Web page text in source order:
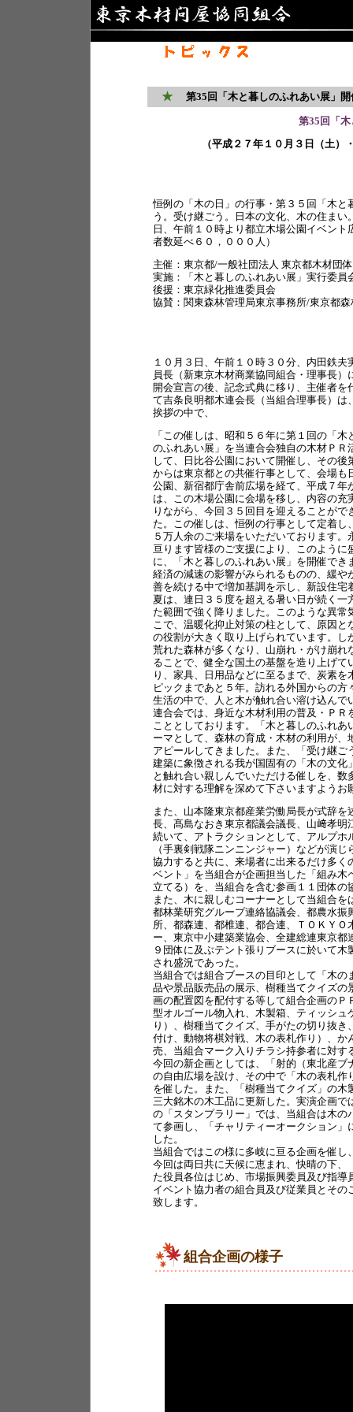
★ 第35回「木と暮しのふれあい展」開
第35回「
（平成２７年１０月３日（土
恒例の「木の日」の行事・第３５回「木
う。受け継ごう。日本の文化、木の住ま
日、午前１０時より都立木場公園イベン
者数延べ６０，０００人）
主催：東京都/一般社団法人 東京都木材団
実施：「木と暮しのふれあい展」実行委員
後援：東京緑化推進委員会
協賛：関東森林管理局東京事務所/東京都
１０月３日、午前１０時３０分、内田鉄夫
員長（新東京木材商業協同組合・理事長）
開会宣言の後、記念式典に移り、主催者を
て吉条良明都木連会長（当組合理事長）は
挨拶の中で、
「この催しは、昭和５６年に第１回の「木
のふれあい展」を当連合会独自の木材ＰＲ
して、日比谷公園において開催し、その後
からは東京都との共催行事として、会場も
公園、新宿都庁舎前広場を経て、平成７年
は、この木場公園に会場を移し、内容の充
りながら、今回３５回目を迎えることがで
た。この催しは、恒例の行事として定着し
５万人余のご来場をいただいております。
亘ります皆様のご支援により、このように
に、「木と暮しのふれあい展」を開催で
経済の減速の影響がみられるものの、緩
善を続ける中で増加基調を示し、新設住
夏は、連日３５度を超える暑い日が続く
た範囲で強く降りました。このような異
こで、温暖化抑止対策の柱として、原因
の役割が大きく取り上げられています。
荒れた森林が多くなり、山崩れ・がけ崩
ることで、健全な国土の基盤を造り上げ
り、家具、日用品などに至るまで、炭素
ピックまであと５年。訪れる外国からの
生活の中で、人と木が触れ合い溶け込ん
連合会では、身近な木材利用の普及・Ｐ
こととしております。「木と暮しのふれ
ーマとして、森林の育成・木材の利用が
アピールしてきました。また、「受け継
建築に象徴される我が国固有の「木の文
と触れ合い親しんでいただける催しを、
材に対する理解を深めて下さいますようお
また、山本隆東京都産業労働局長が式辞
長、髙島なおき東京都議会議長、山﨑孝明
続いて、アトラクションとして、アルプ
（手裏剣戦隊ニンニンジャー）などが演
協力すると共に、来場者に出来るだけ多
ベント」を当組合が企画担当した「組み
立てる）を、当組合を含む参画１１団体の
また、木に親しむコーナーとして当組合
都林業研究グループ連絡協議会、都農水
所、都森連、都椎連、都合連、ＴＯＫＹ
ー、東京中小建築業協会、全建総連東京
９団体に及ぶテント張りブースに於いて
され盛況であった。
当組合では組合ブースの目印として「木
品や景品販売品の展示、樹種当てクイズ
画の配置図を配付する等して組合企画の
型オルゴール物入れ、木製箱、ティッシ
り）、樹種当てクイズ、手がたの切り抜
付け、動物将棋対戦、木の表札作り）、
売、当組合マーク入りチラシ持参者に対
今回の新企画としては、「射的（東北産
の自由広場を設け、その中で「木の表札
を催した。また、「樹種当てクイズ」の
三大銘木の木工品に更新した。実演企画
の「スタンプラリー」では、当組合は木
て参画し、「チャリティーオークション
した。
当組合ではこの様に多岐に亘る企画を催
今回は両日共に天候に恵まれ、快晴の下
た役員各位はじめ、市場振興委員及び指
イベント協力者の組合員及び従業員とそ
致します。
組合企画の様子